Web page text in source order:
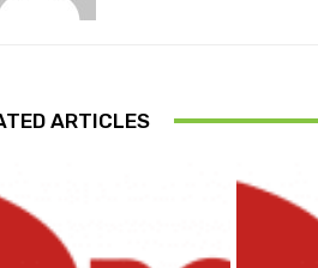
ARTICLES